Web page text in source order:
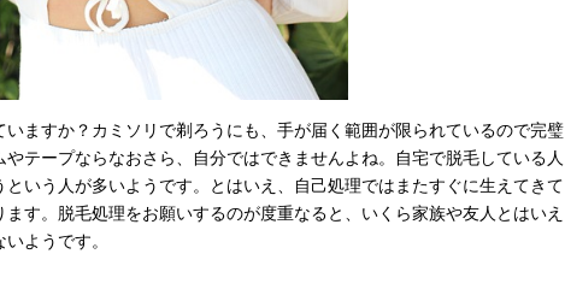
ますか？カミソリで剃ろうにも、手が届く範囲が限られているので完璧
テープならなおさら、自分ではできませんよね。自宅で脱毛している人
いう人が多いようです。とはいえ、自己処理ではまたすぐに生えてきて
す。脱毛処理をお願いするのが度重なると、いくら家族や友人とはいえ
ようです。